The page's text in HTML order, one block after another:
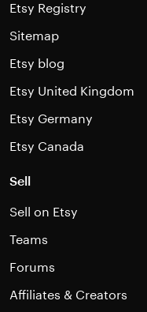
Etsy Registry
Sitemap
Etsy blog
Etsy United Kingdom
Etsy Germany
Etsy Canada
Sell
Sell on Etsy
Teams
Forums
Affiliates & Creators